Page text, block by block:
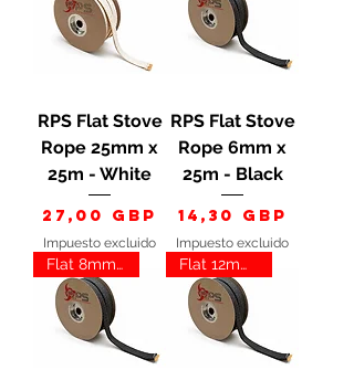
RPS Flat Stove
Rope 25mm x
25m - White
Precio
27,00 GBP
Impuesto excluido
RPS Flat Stove
Rope 6mm x
25m - Black
Precio
14,30 GBP
Impuesto excluido
Flat 8mm Black Flat 12mm Black